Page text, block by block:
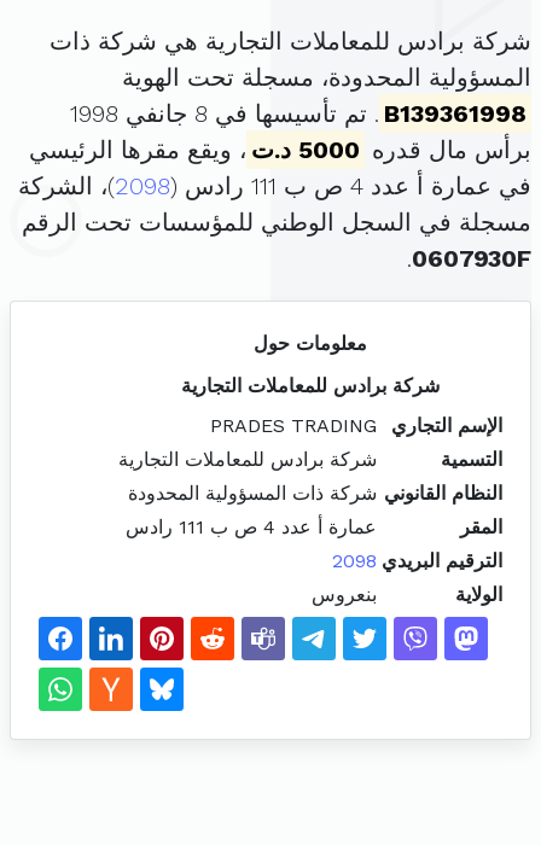
شركة برادس للمعاملات التجارية هي شركة ذات
المسؤولية المحدودة، مسجلة تحت الهوية
B139361998
. تم تأسيسها في 8 جانفي 1998
برأس مال قدره 5000 د.ت
، ويقع مقرها الرئيسي
في عمارة أ عدد 4 ص ب 111 رادس (
2098)، الشركة
مسجلة في السجل الوطني للمؤسسات تحت الرقم
0607930F
.
معلومات حول
شركة برادس للمعاملات التجارية
الإسم التجاري
PRADES TRADING
التسمية
شركة برادس للمعاملات التجارية
النظام القانوني شركة ذات المسؤولية المحدودة
المقر
عمارة أ عدد 4 ص ب 111 رادس
الترقيم البريدي 2098
الولاية
بنعروس